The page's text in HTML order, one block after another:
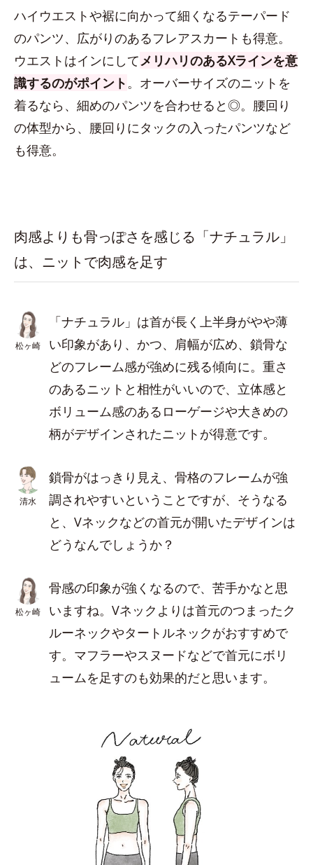
ハイウエストや裾に向かって細くなるテーパード
のパンツ、広がりのあるフレアスカートも得意。
ウエストはインにしてメリハリのあるXラインを意
識するのがポイント。オーバーサイズのニットを
着るなら、細めのパンツを合わせると◎。腰回り
の体型から、腰回りにタックの入ったパンツなど
も得意。
肉感よりも骨っぽさを感じる「ナチュラル」
は、ニットで肉感を足す
松ヶ崎
「ナチュラル」は首が長く上半身がやや薄
い印象があり、かつ、肩幅が広め、鎖骨な
どのフレーム感が強めに残る傾向に。重さ
のあるニットと相性がいいので、立体感と
ボリューム感のあるローゲージや大きめの
柄がデザインされたニットが得意です。
清水
鎖骨がはっきり見え、骨格のフレームが強
調されやすいということですが、そうなる
と、Vネックなどの首元が開いたデザインは
どうなんでしょうか？
松ヶ崎
骨感の印象が強くなるので、苦手かなと思
いますね。Vネックよりは首元のつまったク
ルーネックやタートルネックがおすすめで
す。マフラーやスヌードなどで首元にボリ
ュームを足すのも効果的だと思います。